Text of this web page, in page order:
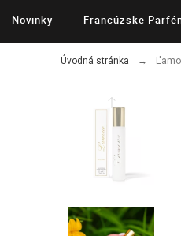
Novinky Francúzske
Úvodná stránka